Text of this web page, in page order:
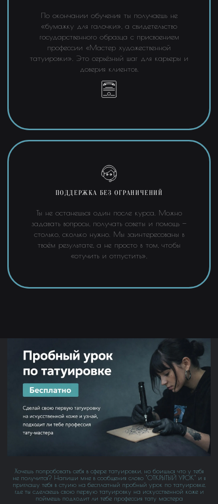
По окончании обучения ты получаешь не
«бумажку для галочки», а свидетельство
государственного образца с присвоением
профессии «Мастер художественной
татуировки». Это серьёзный шаг для карьеры и
доверия клиентов.
ПОДДЕРЖКА БЕЗ ОГРАНИЧЕНИЙ
Ты не останешься один после курса. Можно
задавать вопросы, получать советы и помощь —
столько, сколько нужно. Мы заинтересованы в
твоём результате, а не просто в том, чтобы
«отучить и отпустить».
Хочешь попробовать себя в сфере татуировки, но боишься что у тебя
не получится? Напиши мне в сообщения слово "ОТКРЫТЫЙ УРОК" и я
приглашу тебя в стуию на бесплатный пробный урок по татуировке,
где ты сделаешь свою первую татуировку на искусственной коже и
поймешь подходит ли тебе профессия тату мастера